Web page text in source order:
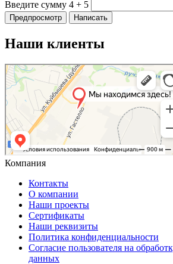
Введите сумму 4 + 5
Наши клиенты
Компания
Контакты
О компании
Наши проекты
Сертификаты
Наши реквизиты
Политика конфиденциальности
Согласие пользователя на
данных